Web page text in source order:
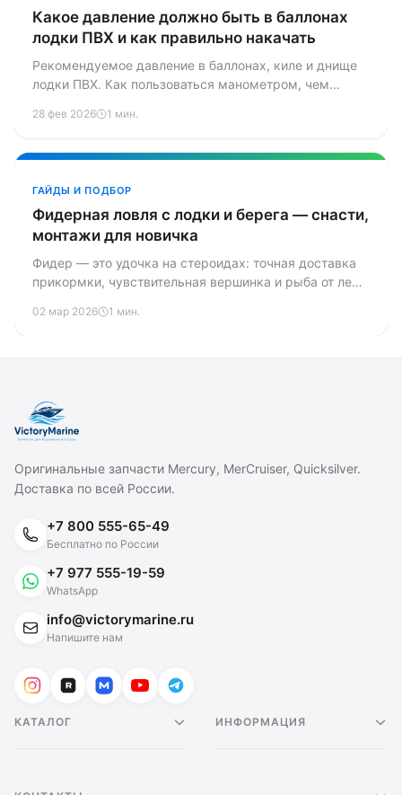
Какое давление должно быть в баллонах
лодки ПВХ и как правильно накачать
Рекомендуемое давление в баллонах, киле и днище
лодки ПВХ. Как пользоваться манометром, чем
и как подкачать лодку прямо на воде.
28 фев 2026 1 мин.
ГАЙДЫ И ПОДБОР
Фидерная ловля с лодки и берега — снасти,
монтажи для новичка
Фидер — это удочка на стероидах: точная доставка
прикормки, чувствительная вершинка и рыба от леща
тех, кто хочет начать.
02 мар 2026 1 мин.
Оригинальные запчасти Mercury, MerCruiser, Quicksilver.
Доставка по всей России.
+7 800 555-65-49
Бесплатно по России
+7 977 555-19-59
WhatsApp
info@victorymarine.ru
Напишите нам
КАТАЛОГ ИНФОРМАЦИЯ